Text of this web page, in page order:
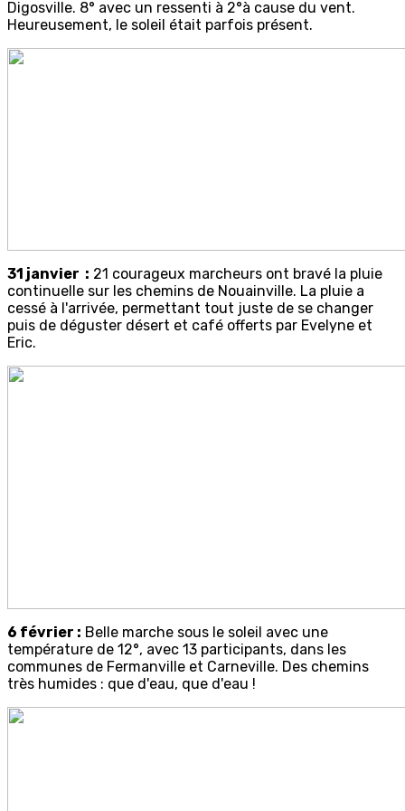
Digosville. 8° avec un ressenti à 2°à cause du vent.
Heureusement, le soleil était parfois présent.
31 janvier : 21 courageux marcheurs ont bravé la pluie
continuelle sur les chemins de Nouainville. La pluie a
cessé à l'arrivée, permettant tout juste de se changer
puis de déguster désert et café offerts par Evelyne et
Eric.
6 février : Belle marche sous le soleil avec une
température de 12°, avec 13 participants, dans les
communes de Fermanville et Carneville. Des chemins
très humides : que d'eau, que d'eau !